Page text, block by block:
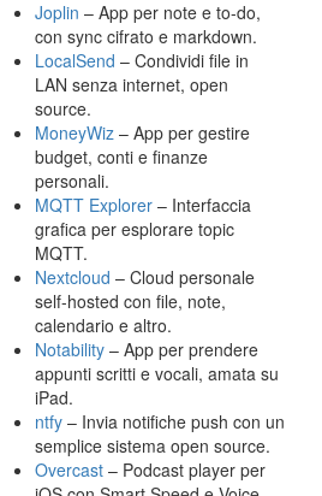
Joplin – App per note e to-do,
con sync cifrato e markdown.
LocalSend – Condividi file in
LAN senza internet, open
source.
MoneyWiz – App per gestire
budget, conti e finanze
personali.
MQTT Explorer – Interfaccia
grafica per esplorare topic
MQTT.
Nextcloud – Cloud personale
self-hosted con file, note,
calendario e altro.
Notability – App per prendere
appunti scritti e vocali, amata su
iPad.
ntfy – Invia notifiche push con un
semplice sistema open source.
Overcast – Podcast player per